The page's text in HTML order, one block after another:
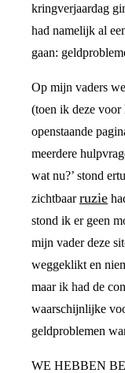
kringverjaardag
had namelijk al
gaan:
Op mijn vaders
(toen ik deze
openstaande
meerdere
wat nu?’ stond
zichtbaarruzie
stond ik er geen
mijn vader deze
weggeklikt en
maar ik had de
waarschijnlijke
geldproblemen
WE HEBBEN